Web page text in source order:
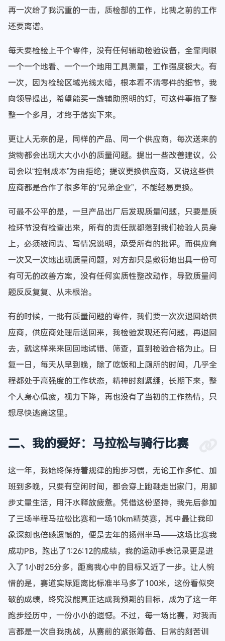
再一次给了我沉重的一击，质检部的工作，比我之前的工作
还要离谱。
每天要检验上千个零件，没有任何辅助检验设备，全靠肉眼
一个一个地看、一个一个地用工具测量，工作强度极大。有
一次，因为检验区域光线太暗，根本看不清零件的细节，我
向领导提出，希望能买一盏辅助照明的灯，可这件事拖了整
整一个多月，才终于落实下来。
更让人无奈的是，同样的产品、同一个供应商，每次送来的
货物都会出现大大小小的质量问题。提出一些改善建议，公
司会以“控制成本”为由拒绝；提议更换供应商，又说这些供
应商都是合作了很多年的“兄弟企业”，不能轻易更换。
可最不公平的是，一旦产品出厂后发现质量问题，只要是质
检环节没有检查出来，所有的责任就都落到我们检验人员身
上，必须被问责、写情况说明，承受所有的批评。而供应商
一次又一次地出现质量问题，对方却只是敷衍地出具一份可
有可无的改善方案，没有任何实质性整改动作，导致质量问
题反反复复、从未根治。
有的时候，一批有质量问题的零件，我们要一次次退回给供
应商，供应商处理后送回来，我检验发现还有问题，再退回
去，就这样来来回回地试错、筛查，直到检验合格为止。日
复一日，每天从早到晚，除了吃饭和上厕所的时间，几乎全
程都处于高强度的工作状态，精神时刻紧绷，长期下来，整
个人身心俱疲，视力下降，再也没有了当初的工作热情，只
想尽快逃离这里。
二、我的爱好：马拉松与骑行比赛
这一年，我始终保持着规律的跑步习惯，无论工作多忙、加
班到多晚，只要有空闲时间，都会穿上跑鞋走出家门，用脚
步丈量生活，用汗水释放疲惫。凭借这份坚持，我先后参加
了三场半程马拉松比赛和一场10km精英赛，其中最让我印
象深刻也倍感遗憾的，便是去年的扬州半马——这场比赛我
成功PB，跑出了1:26:12的成绩，我的运动手表记录更是进
入了1小时25分多，距离我心中的目标又近了一步。让人惋
惜的是，赛道实际距离比标准半马多了100米，这份看似突
破的成绩，终究没能真正达成我预期的目标，成为了这一年
跑步经历中，一份小小的遗憾。不过，每一场比赛，对我而
言都是一次自我挑战，从赛前的紧张筹备、日常的刻苦训